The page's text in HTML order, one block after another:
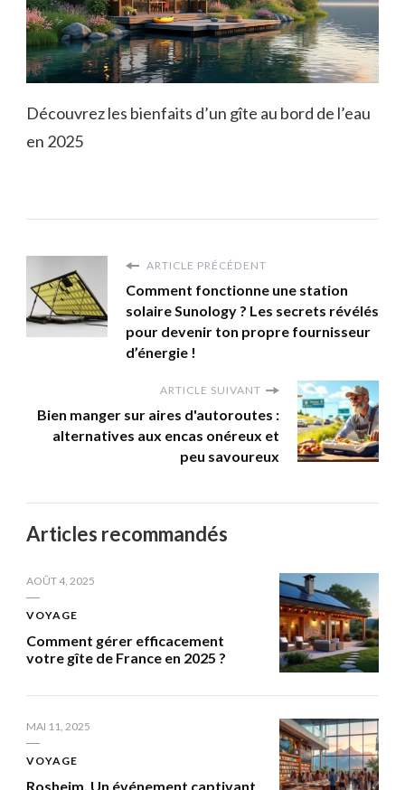
Découvrez les bienfaits d’un gîte au bord de l’eau
en 2025
ARTICLE PRÉCÉDENT
Comment fonctionne une station
solaire Sunology ? Les secrets révélés
pour devenir ton propre fournisseur
d’énergie !
ARTICLE SUIVANT
Bien manger sur aires d'autoroutes :
alternatives aux encas onéreux et
peu savoureux
Articles recommandés
AOÛT 4, 2025
VOYAGE
Comment gérer efficacement
votre gîte de France en 2025 ?
MAI 11, 2025
VOYAGE
Rosheim. Un événement captivant